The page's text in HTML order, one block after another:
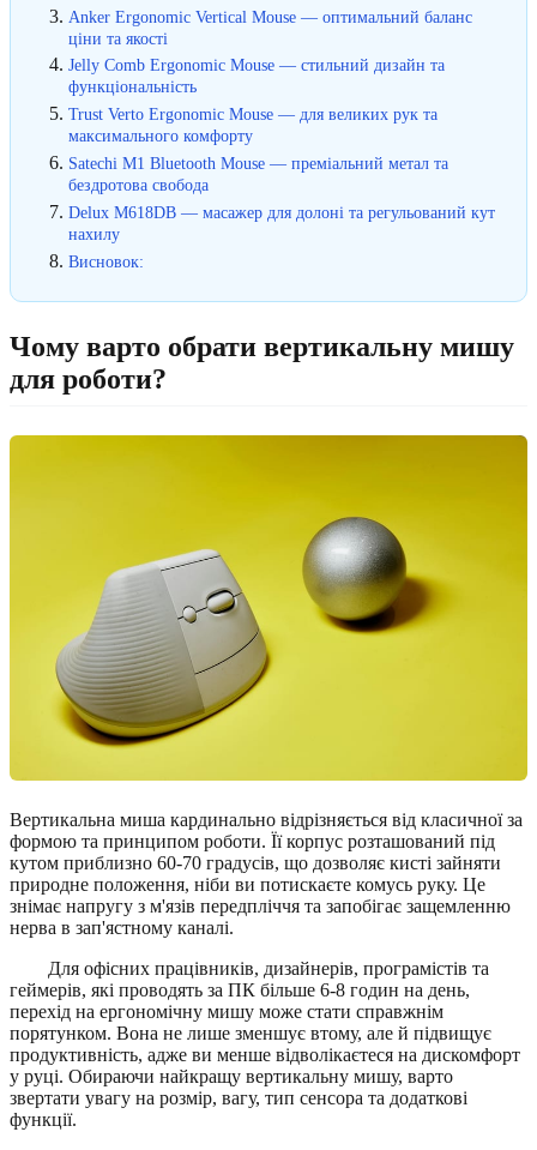
Anker Ergonomic Vertical Mouse — оптимальний баланс
ціни та якості
Jelly Comb Ergonomic Mouse — стильний дизайн та
функціональність
Trust Verto Ergonomic Mouse — для великих рук та
максимального комфорту
Satechi M1 Bluetooth Mouse — преміальний метал та
бездротова свобода
Delux M618DB — масажер для долоні та регульований кут
нахилу
Висновок:
Чому варто обрати вертикальну мишу
для роботи?
Вертикальна миша кардинально відрізняється від класичної за
формою та принципом роботи. Її корпус розташований під
кутом приблизно 60-70 градусів, що дозволяє кисті зайняти
природне положення, ніби ви потискаєте комусь руку. Це
знімає напругу з м'язів передпліччя та запобігає защемленню
нерва в зап'ястному каналі.
Для офісних працівників, дизайнерів, програмістів та
геймерів, які проводять за ПК більше 6-8 годин на день,
перехід на ергономічну мишу може стати справжнім
порятунком. Вона не лише зменшує втому, але й підвищує
продуктивність, адже ви менше відволікаєтеся на дискомфорт
у руці. Обираючи найкращу вертикальну мишу, варто
звертати увагу на розмір, вагу, тип сенсора та додаткові
функції.